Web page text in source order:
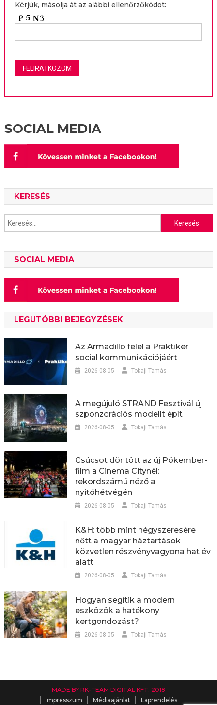
Kérjük, másolja át az alábbi ellenőrzőkódot:
SOCIAL MEDIA
KERESÉS
Keresés:
SOCIAL MEDIA
LEGUTÓBBI BEJEGYZÉSEK
Az Armadillo felel a Praktiker
social kommunikációjáért
2026-08-05 Tokaji Tamás
A megújuló STRAND Fesztivál új
szponzorációs modellt épít
2026-08-05 Tokaji Tamás
Csúcsot döntött az új Pókember-
film a Cinema Citynél:
rekordszámú néző a
nyitóhétvégén
2026-08-05 Tokaji Tamás
K&H: több mint négyszeresére
nőtt a magyar háztartások
közvetlen részvényvagyona hat év
alatt
2026-08-05 Tokaji Tamás
Hogyan segítik a modern
eszközök a hatékony
kertgondozást?
2026-08-05 Tokaji Tamás
MADE BY RK-TEAM DIGITAL KFT. 2018
Impresszum
Médiaajánlat Laprendelés